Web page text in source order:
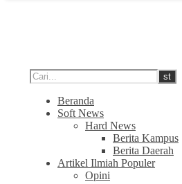
Beranda
Soft News
Hard News
Berita Kampus
Berita Daerah
Artikel Ilmiah Populer
Opini